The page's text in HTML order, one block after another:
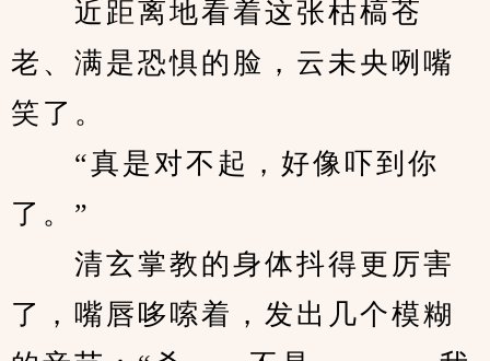
近距离地看着这张枯槁苍
老、满是恐惧的脸，云未央咧嘴
笑了。
“真是对不起，好像吓到你
了。”
清玄掌教的身体抖得更厉害
了，嘴唇哆嗦着，发出几个模糊